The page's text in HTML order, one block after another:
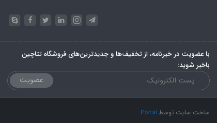
با عضویت در خبرنامه، از تخفیف‌ها و جدیدترین‌های فروشگاه تتاچین
باخبر شوید:
عضویت
ساخت سایت توسط Portal